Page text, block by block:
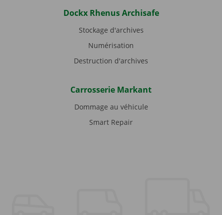
Dockx Rhenus Archisafe
Stockage d'archives
Numérisation
Destruction d'archives
Carrosserie Markant
Dommage au véhicule
Smart Repair